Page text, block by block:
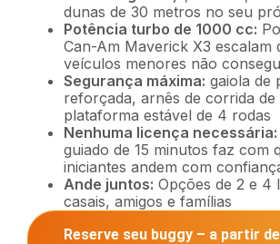
dunas de 30 metros no seu
Potência turbo de 1000 cc:
Can-Am Maverick X3 escalam
veículos menores não
Segurança máxima: gaiola de
reforçada, arnês de corrida de
plataforma estável de 4 rodas
Nenhuma licença necessária:
guiado de 15 minutos faz com
iniciantes andem com
Ande juntos: Opções de 2 e 4
casais, amigos e famílias
Reserve seu buggy – a partir